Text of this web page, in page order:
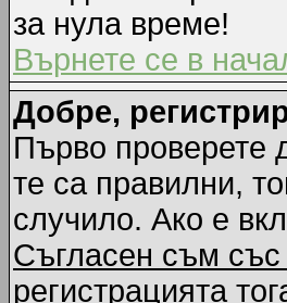
за нула време!
Върнете се в
Добре,
Първо проверете
те са правилни,
случило. Ако е
Съгласен съм със
регистрацията